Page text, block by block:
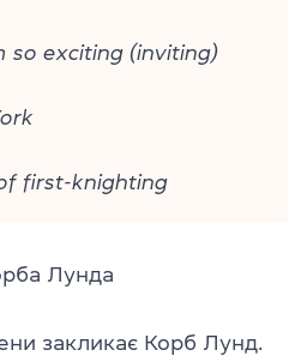
so exciting (inviting)
first-knighting
Лунда
закликає Корб Лунд.